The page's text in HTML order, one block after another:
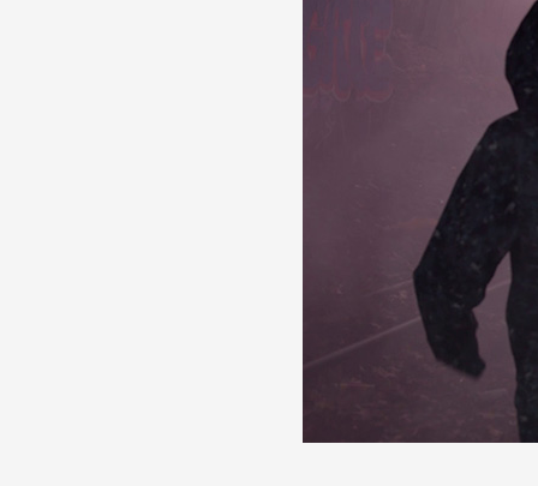
Production vidéo
Événements
1% œuvres
Réseau